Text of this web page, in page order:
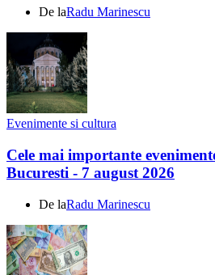
De laRadu Marinescu
Evenimente si cultura
Cele mai importante
Bucuresti - 7 august 2026
De laRadu Marinescu